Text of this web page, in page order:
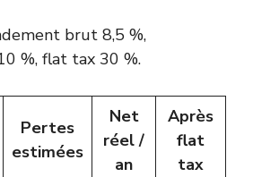
brut 8,5 %,
%, flat tax 30 %.
Pertes
estimées
Net
réel /
an
Après
flat
tax